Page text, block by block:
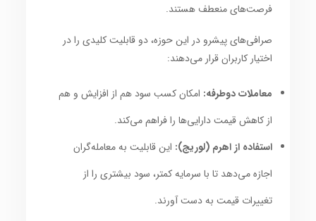
فرصت‌های منعطف هستند.
صرافی‌های پیشرو در این حوزه، دو قابلیت کلیدی را در
اختیار کاربران قرار می‌دهند:
معاملات دوطرفه: امکان کسب سود هم از افزایش و هم
از کاهش قیمت دارایی‌ها را فراهم می‌کند.
استفاده از اهرم (لوریج): این قابلیت به معامله‌گران
اجازه می‌دهد تا با سرمایه کمتر، سود بیشتری را از
تغییرات قیمت به دست آورند.